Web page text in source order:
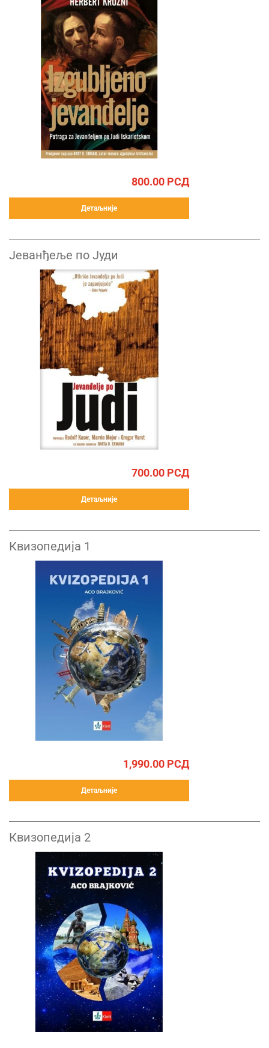
800.00 РСД
Детаљније
Јеванђеље по Јуди
700.00 РСД
Детаљније
Квизопедија 1
1,990.00 РСД
Детаљније
Квизопедија 2